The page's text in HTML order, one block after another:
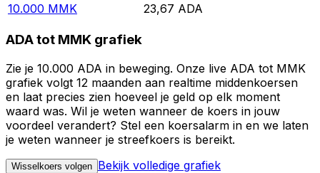
10.000 MMK 23,67 ADA
ADA tot MMK grafiek
Zie je 10.000 ADA in beweging. Onze live ADA tot MMK
grafiek volgt 12 maanden aan realtime middenkoersen
en laat precies zien hoeveel je geld op elk moment
waard was. Wil je weten wanneer de koers in jouw
voordeel verandert? Stel een koersalarm in en we laten
je weten wanneer je streefkoers is bereikt.
Wisselkoers volgen Bekijk volledige grafiek